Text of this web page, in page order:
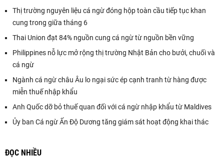
Thị trường nguyên liệu cá ngừ đóng hộp toàn cầu tiếp tục khan
cung trong giữa tháng 6
Thai Union đạt 84% nguồn cung cá ngừ từ nguồn bền vững
Philippines nỗ lực mở rộng thị trường Nhật Bản cho bưởi, chuối và
cá ngừ
Ngành cá ngừ châu Âu lo ngại sức ép cạnh tranh từ hàng được
miễn thuế nhập khẩu
Anh Quốc dỡ bỏ thuế quan đối với cá ngừ nhập khẩu từ Maldives
Ủy ban Cá ngừ Ấn Độ Dương tăng giám sát hoạt động khai thác
ĐỌC NHIỀU